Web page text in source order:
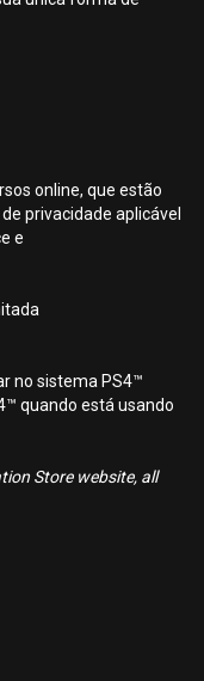
online, que estão
privacidade aplicável
e
no sistema PS4™
quando está usando
Store website, all